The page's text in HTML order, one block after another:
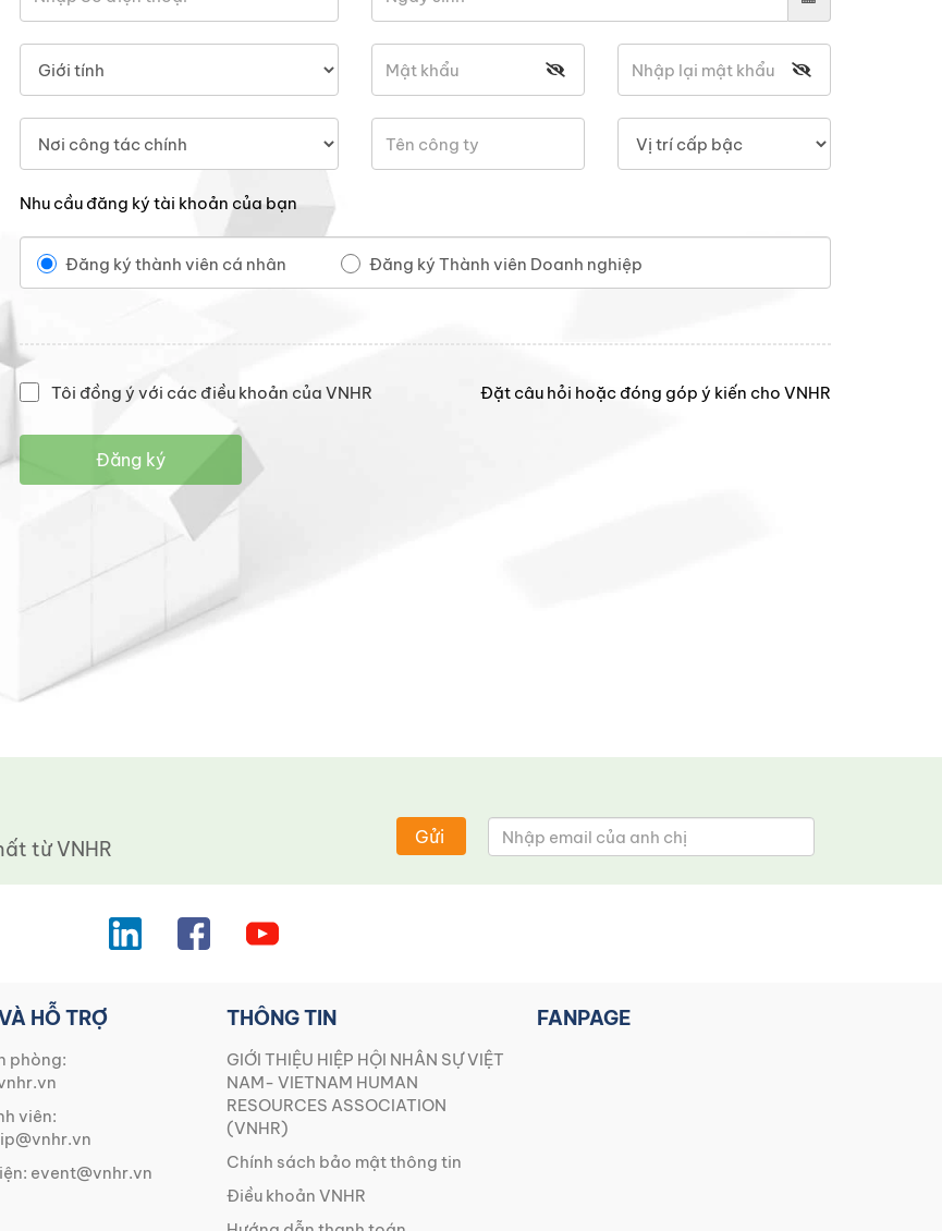
Nhu cầu đăng ký tài khoản của bạn
Đăng ký thành viên cá nhân Đăng ký Thành viên Doanh nghiệp
Tôi đồng ý với các điều khoản của VNHR Đặt câu hỏi hoặc đóng góp ý kiến cho VNHR
Đăng ký
từ ​​VNHR Gửi
HỖ TRỢ
phòng:
viên:
event@vnhr.vn
THÔNG TIN
GIỚI THIỆU HIỆP HỘI NHÂN SỰ VIỆT
NAM- VIETNAM HUMAN
RESOURCES ASSOCIATION
(VNHR)
Chính sách bảo mật thông tin
Điều khoản VNHR
FANPAGE